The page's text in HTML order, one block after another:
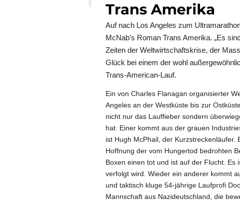
Trans Amerika
Auf nach Los Angeles zum
McNab’s Roman Trans Amerika. „Es
Zeiten der Weltwirtschaftskrise, der
Glück bei einem der wohl
Trans-American-Lauf.
Ein von Charles Flanagan organisierter
Angeles an der Westküste bis zur
nicht nur das Lauffieber sondern
hat. Einer kommt aus der grauen
ist Hugh McPhail, der
Hoffnung der vom Hungertod bedrohten
Boxen einen tot und ist auf der Flucht.
verfolgt wird. Wieder ein anderer kommt
und taktisch kluge 54-jährige Laufprofi
Mannschaft aus Nazideutschland, die